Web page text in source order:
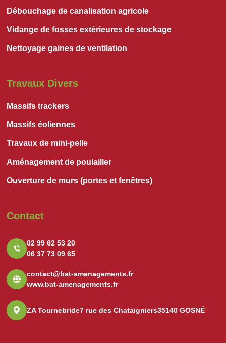
Débouchage de canalisation agricole
Vidange de fosses extérieures de stockage
Nettoyage gaines de ventilation
Travaux Divers
Massifs trackers
Massifs éoliennes
Travaux de mini-pelle
Aménagement de poulailler
Ouverture de murs (portes et fenêtres)
Contact
02 99 62 53 20
06 37 73 09 65
contact@bat-amenagements.fr
www.bat-amenagements.fr
ZA Tournebride7 rue des Chataigniers35140 GOSNÉ